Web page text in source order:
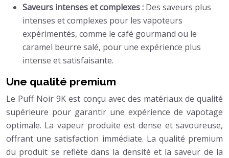
Saveurs intenses et complexes : Des saveurs plus
intenses et complexes pour les vapoteurs
expérimentés, comme le café gourmand ou le
caramel beurre salé, pour une expérience plus
intense et satisfaisante.
Une qualité premium
Le Puff Noir 9K est conçu avec des matériaux de qualité
supérieure pour garantir une expérience de vapotage
optimale. La vapeur produite est dense et savoureuse,
offrant une satisfaction immédiate. La qualité premium
du produit se reflète dans la densité et la saveur de la